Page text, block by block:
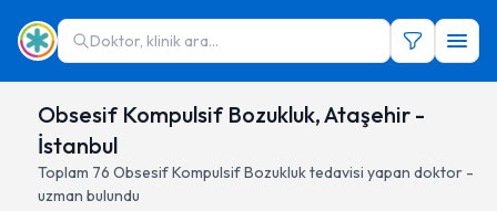
Doktor, klinik ara...
Obsesif Kompulsif Bozukluk, Ataşehir -
İstanbul
Toplam 76 Obsesif Kompulsif Bozukluktedavisi yapan doktor -
uzman bulundu